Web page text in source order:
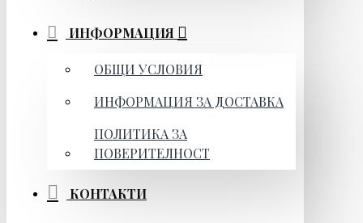
ИНФОРМАЦИЯ
ОБЩИ УСЛОВИЯ
ИНФОРМАЦИЯ ЗА ДОСТАВКА
ПОЛИТИКА ЗА
ПОВЕРИТЕЛНОСТ
КОНТАКТИ